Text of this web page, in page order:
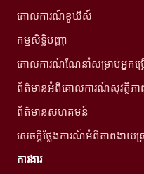
គោលការណ៍ខូឃីស៍
កម្មសិទ្ធិបញ្ញា
គោលការណ៍ណែនាំសម្រាប់អ្នកប្រ
ព័ត៌មានអំពីគោលការណ៍សុវត្ថិភាព
ព័ត៌មានសហគមន៍
សេចក្តីថ្លែងការណ៍អំពីភាពងាយ
ការងារ